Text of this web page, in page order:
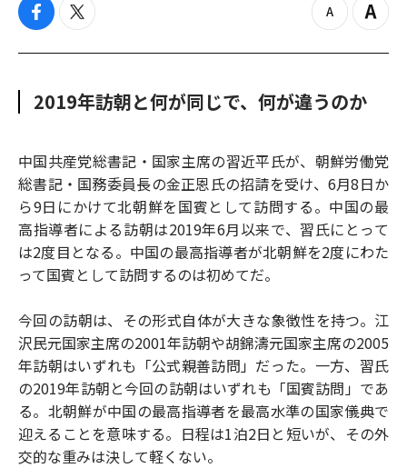
f
c
o
t
i
e
z
o
u
Z
o
2019年訪朝と何が同じで、何が違うのか
中国共産党総書記・国家主席の習近平氏が、朝鮮労働党
総書記・国務委員長の金正恩氏の招請を受け、6月8日か
ら9日にかけて北朝鮮を国賓として訪問する。中国の最
高指導者による訪朝は2019年6月以来で、習氏にとって
は2度目となる。中国の最高指導者が北朝鮮を2度にわた
って国賓として訪問するのは初めてだ。
今回の訪朝は、その形式自体が大きな象徴性を持つ。江
沢民元国家主席の2001年訪朝や胡錦濤元国家主席の2005
年訪朝はいずれも「公式親善訪問」だった。一方、習氏
の2019年訪朝と今回の訪朝はいずれも「国賓訪問」であ
る。北朝鮮が中国の最高指導者を最高水準の国家儀典で
迎えることを意味する。日程は1泊2日と短いが、その外
交的な重みは決して軽くない。